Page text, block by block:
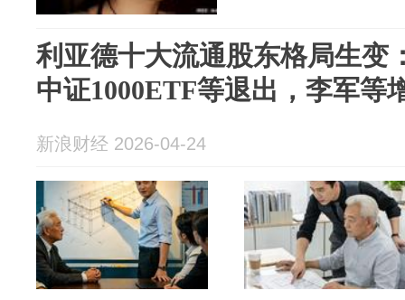
利亚德十大流通股东格局生变
中证1000ETF等退出，李军等
新浪财经 2026-04-24